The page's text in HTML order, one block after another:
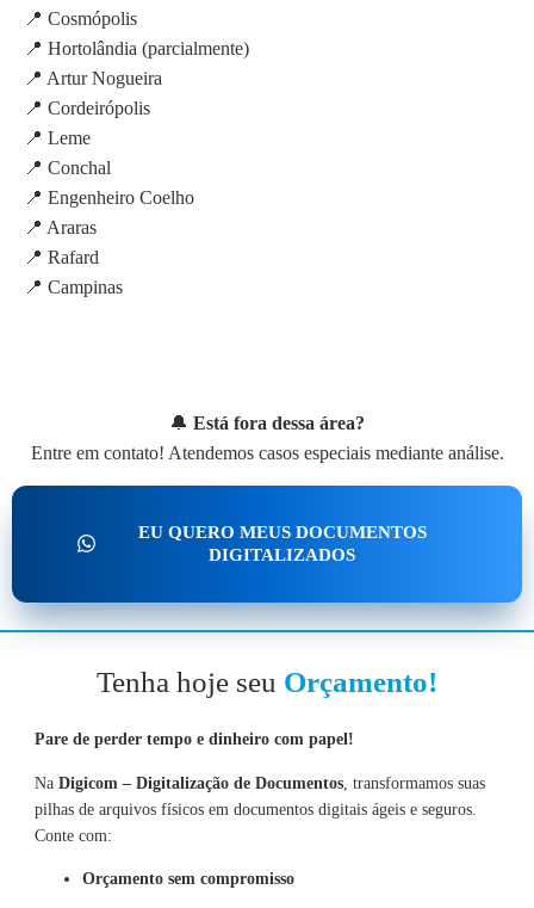
📍 Cosmópolis
📍 Hortolândia (parcialmente)
📍 Artur Nogueira
📍 Cordeirópolis
📍 Leme
📍 Conchal
📍 Engenheiro Coelho
📍 Araras
📍 Rafard
📍 Campinas
🔔 Está fora dessa área?
Entre em contato! Atendemos casos especiais mediante análise.
EU QUERO MEUS DOCUMENTOS
DIGITALIZADOS
Tenha hoje seu Orçamento!
Pare de perder tempo e dinheiro com papel!
Na Digicom – Digitalização de Documentos, transformamos suas
pilhas de arquivos físicos em documentos digitais ágeis e seguros.
Conte com:
Orçamento sem compromisso